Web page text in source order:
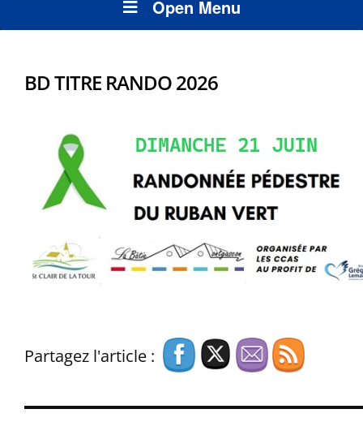
Open Menu
BD TITRE RANDO 2026
Partagez l'article :